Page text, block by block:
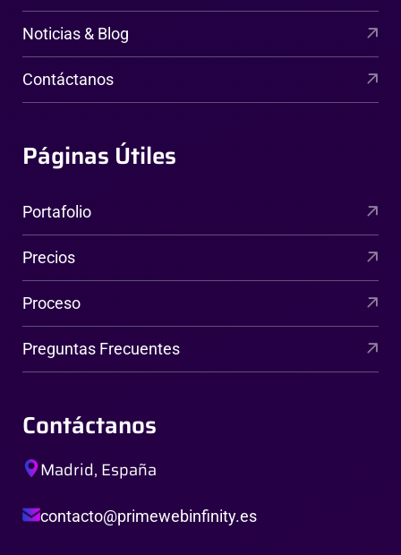
Noticias & Blog
Contáctanos
Páginas Útiles
Portafolio
Precios
Proceso
Preguntas Frecuentes
Contáctanos
Madrid, España
contacto@primewebinfinity.es